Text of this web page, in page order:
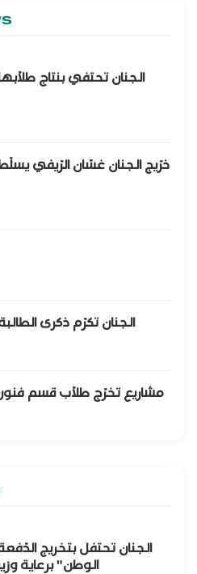
الجنان تحتفي بنتاج
خرّيج الجنان غسّان الرّيفي
الجنان تكرّم ذكرى
مشاريع تخرّج طلّاب قسم فنون
الجنان تحتفل بتخريج
الوطن" برعاية